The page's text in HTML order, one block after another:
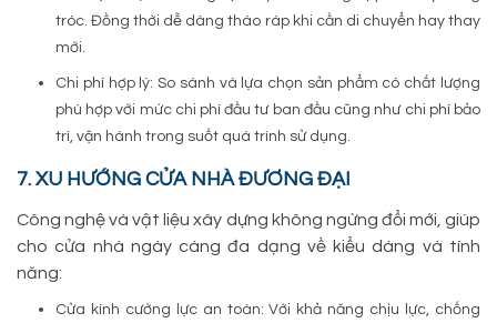
tróc. Đồng thời dễ dàng tháo ráp khi cần di chuyển hay thay
mới.
Chi phí hợp lý: So sánh và lựa chọn sản phẩm có chất lượng
phù hợp với mức chi phí đầu tư ban đầu cũng như chi phí bảo
trì, vận hành trong suốt quá trình sử dụng.
7. XU HƯỚNG CỬA NHÀ ĐƯƠNG ĐẠI
Công nghệ và vật liệu xây dựng không ngừng đổi mới, giúp
cho cửa nhà ngày càng đa dạng về kiểu dáng và tính
năng:
Cửa kính cường lực an toàn: Với khả năng chịu lực, chống